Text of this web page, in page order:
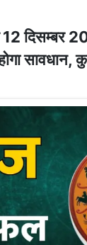
दिसम्बर